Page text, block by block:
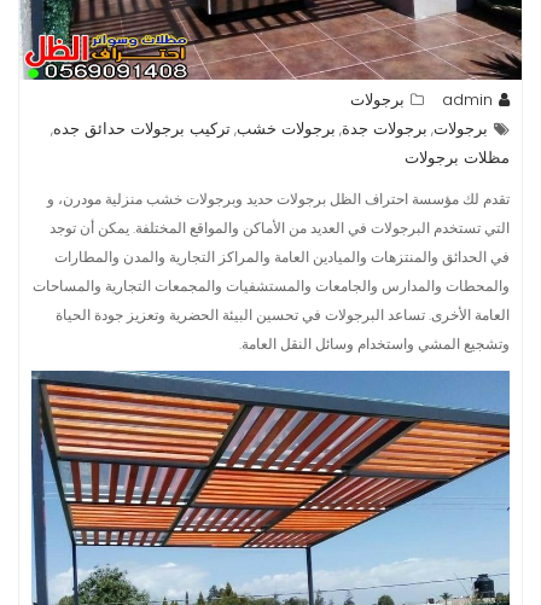
admin
برجولات
برجولات, برجولات جدة, برجولات خشب,تركيب برجولات حدائق جده,
مظلات برجولات
تقدم لك مؤسسة احتراف الظل برجولات حديد وبرجولات خشب منزلية مودرن، و
التي تستخدم البرجولات في العديد من الأماكن والمواقع المختلفة. يمكن أن توجد
في الحدائق والمنتزهات والميادين العامة والمراكز التجارية والمدن والمطارات
والمحطات والمدارس والجامعات والمستشفيات والمجمعات التجارية والمساحات
العامة الأخرى. تساعد البرجولات في تحسين البيئة الحضرية وتعزيز جودة الحياة
وتشجيع المشي واستخدام وسائل النقل العامة.